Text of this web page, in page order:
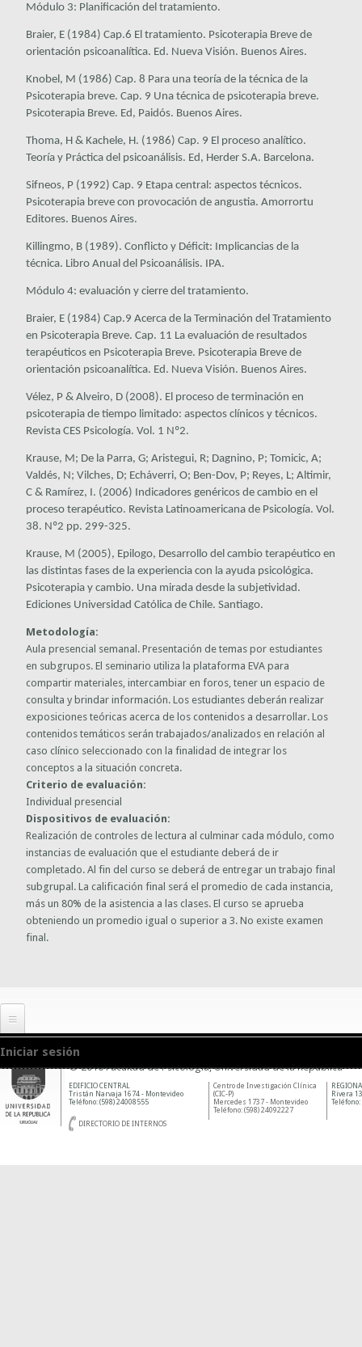
Módulo 3: Planificación del tratamiento.
Braier, E (1984) Cap.6 El tratamiento. Psicoterapia Breve de
orientación psicoanalítica. Ed. Nueva Visión. Buenos Aires.
Knobel, M (1986) Cap. 8 Para una teoría de la técnica de la
Psicoterapia breve. Cap. 9 Una técnica de psicoterapia breve.
Psicoterapia Breve. Ed, Paidós. Buenos Aires.
Thoma, H & Kachele, H. (1986) Cap. 9 El proceso analítico.
Teoría y Práctica del psicoanálisis. Ed, Herder S.A. Barcelona.
Sifneos, P (1992) Cap. 9 Etapa central: aspectos técnicos.
Psicoterapia breve con provocación de angustia. Amorrortu
Editores. Buenos Aires.
Killingmo, B (1989). Conflicto y Déficit: Implicancias de la
técnica. Libro Anual del Psicoanálisis. IPA.
Módulo 4: evaluación y cierre del tratamiento.
Braier, E (1984) Cap.9 Acerca de la Terminación del Tratamiento
en Psicoterapia Breve. Cap. 11 La evaluación de resultados
terapéuticos en Psicoterapia Breve. Psicoterapia Breve de
orientación psicoanalítica. Ed. Nueva Visión. Buenos Aires.
Vélez, P & Alveiro, D (2008). El proceso de terminación en
psicoterapia de tiempo limitado: aspectos clínicos y técnicos.
Revista CES Psicología. Vol. 1 Nº2.
Krause, M; De la Parra, G; Aristegui, R; Dagnino, P; Tomicic, A;
Valdés, N; Vilches, D; Echáverri, O; Ben-Dov, P; Reyes, L; Altimir,
C & Ramírez, I. (2006) Indicadores genéricos de cambio en el
proceso terapéutico. Revista Latinoamericana de Psicología. Vol.
38. Nº2 pp. 299-325.
Krause, M (2005), Epilogo, Desarrollo del cambio terapéutico en
las distintas fases de la experiencia con la ayuda psicológica.
Psicoterapia y cambio. Una mirada desde la subjetividad .
Ediciones Universidad Católica de Chile. Santiago.
Metodología:
Aula presencial semanal. Presentación de temas por estudiantes
en subgrupos. El seminario utiliza la plataforma EVA para
compartir materiales, intercambiar en foros, tener un espacio de
consulta y brindar información. Los estudiantes deberán realizar
exposiciones teóricas acerca de los contenidos a desarrollar. Los
contenidos temáticos serán trabajados/analizados en relación al
caso clínico seleccionado con la finalidad de integrar los
conceptos a la situación concreta.
Criterio de evaluación:
Individual presencial
Dispositivos de evaluación:
Realización de controles de lectura al culminar cada módulo, como
instancias de evaluación que el estudiante deberá de ir
completado. Al fin del curso se deberá de entregar un trabajo final
subgrupal. La calificación final será el promedio de cada instancia,
más un 80% de la asistencia a las clases. El curso se aprueba
obteniendo un promedio igual o superior a 3. No existe examen
final.
Iniciar sesión
© 2010 Facultad de Psicología, Universidad de la República
Rivera
Teléfono:
Centro de Investigación Clínica
(CIC-P)
Mercedes 1737 - Montevideo
Teléfono: (598) 24092227
EDIFICIO CENTRAL
Tristán Narvaja 1674 - Montevideo
Teléfono: (598) 24008555
DIRECTORIO DE INTERNOS